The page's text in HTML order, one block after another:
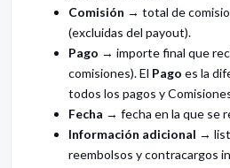
Comisión → total de
(excluidas del payout).
Pago → importe final que
comisiones). El Pago es la
todos los pagos y
Fecha → fecha en la que se
Información adicional →
reembolsos y contracargos